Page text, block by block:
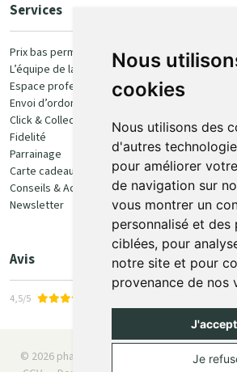
Nous
cookies
Nous utilisons des
d'autres
pour améliorer
de navigation sur
vous montrer un
personnalisé et des
ciblées, pour
notre site et pour
provenance de nos
Je
Services
Prix bas permanent
L’équipe de la pharmacie
Espace professionnel
Envoi d’ordonnance
Click & Collect
Fidelité
Parrainage
Carte cadeau
Conseils & Actualités
Newsletter
Avis
4,5/5
100%
Retrait
Livraison
© 2026 pharmaone.be Tous droits